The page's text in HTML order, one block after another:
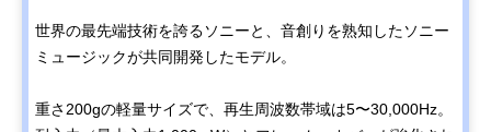
世界の最先端技術を誇るソニーと、音創りを熟知したソニー
ミュージックが共同開発したモデル。
重さ200gの軽量サイズで、再生周波数帯域は5〜30,000Hz。